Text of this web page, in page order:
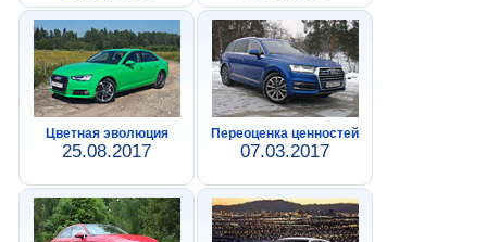
Цветная эволюция
25.08.2017
Переоценка ценностей
07.03.2017